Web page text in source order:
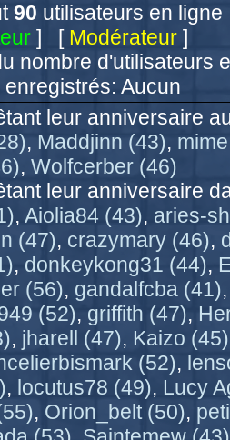
90 utilisateurs en
] [ Modérateur]
nombre d'utilisateurs
Aucun
leur anniversaire
, Maddjinn (43),
, Wolfcerber (46)
leur anniversaire
, Aiolia84 (43), aries-
(47), crazymary (46),
, donkeykong31 (44),
(56), gandalfcba (41)
(52), griffith (47),
, jharell (47), Kaizo (45)
(52),
, locutus78 (49), Lucy
, Orion_belt (50),